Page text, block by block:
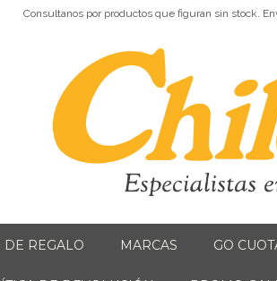
Consultanos por productos que figuran sin stock.
DE REGALO MARCAS GO